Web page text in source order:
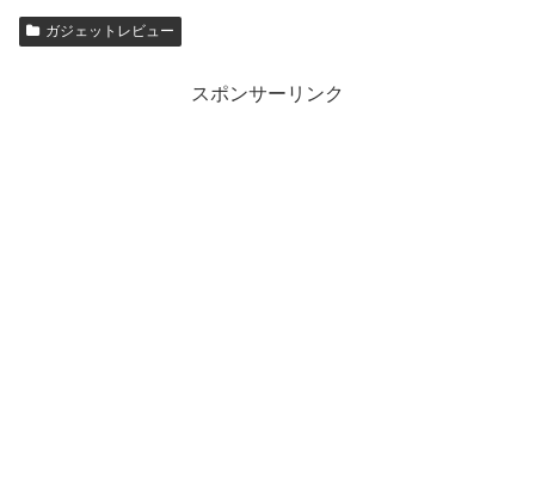
ガジェットレビュー
スポンサーリンク